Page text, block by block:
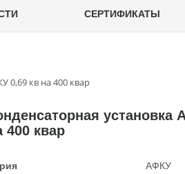
СЕРТИФИКАТЫ
0,69 кв на 400 квар
установка
400 квар
АФКУ